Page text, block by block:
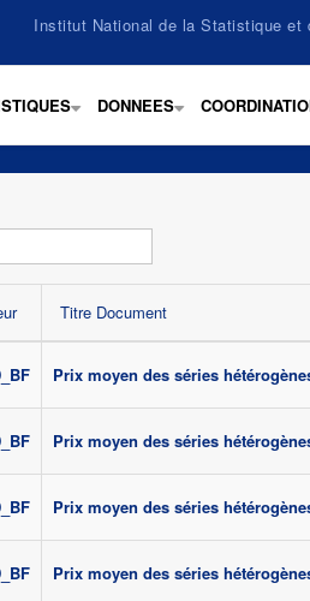
Institut National de la Statistique et
+ +
DONNEES
Titre Document
Prix moyen des séries
Prix moyen des séries
Prix moyen des séries
Prix moyen des séries